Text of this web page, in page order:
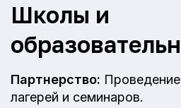
Школы и
Партнерство:
лагерей и семинаров.